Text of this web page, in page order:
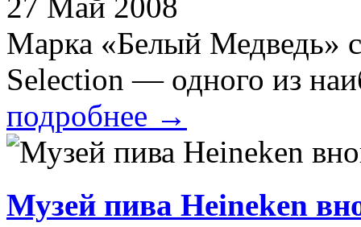
Марка «Белый Медведь»
Selection — одного из
подробнее →
Музей пива Heineken